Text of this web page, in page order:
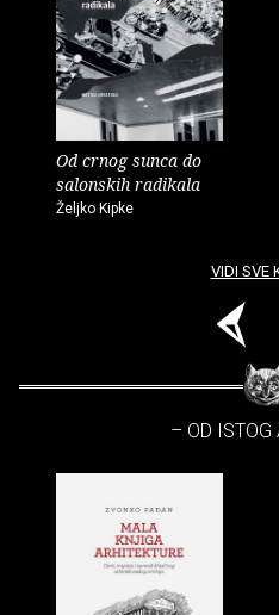
Od crnog sunca do
salonskih radikala
Željko Kipke
VIDI SVE
– OD ISTOG